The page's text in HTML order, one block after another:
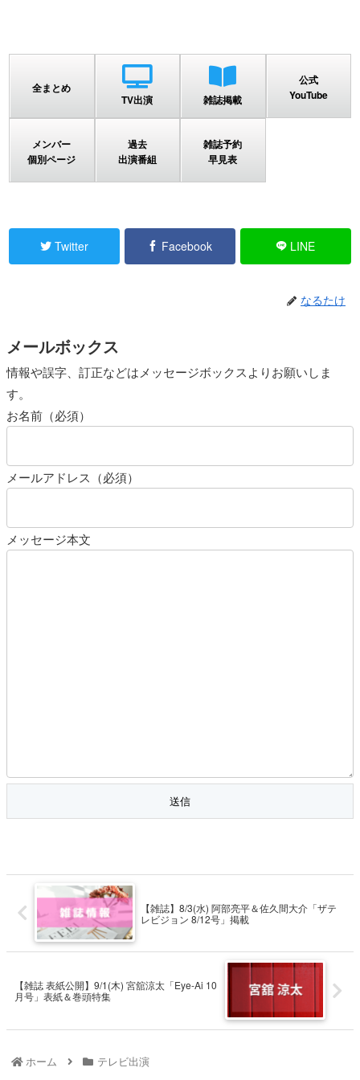
全まとめ
TV出演
雑誌掲載
公式
YouTube
メンバー
個別ページ
過去
出演番組
雑誌予約
早見表
Twitter Facebook LINE
なるたけ
メールボックス
情報や誤字、訂正などはメッセージボックスよりお願いしま
す。
お名前（必須）
メールアドレス（必須）
メッセージ本文
【雑誌】8/3(水) 阿部亮平＆佐久間大介「ザテ
レビジョン 8/12号」掲載
【雑誌 表紙公開】9/1(木) 宮舘涼太「Eye-Ai 10
月号」表紙＆巻頭特集
ホーム テレビ出演